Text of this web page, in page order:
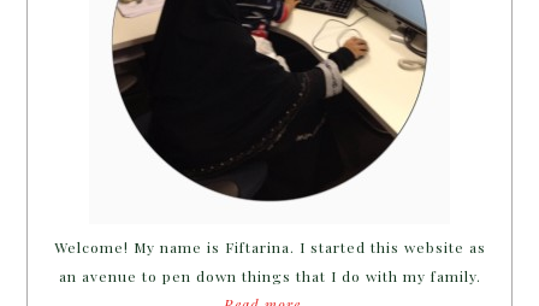
Welcome! My name is Fiftarina. I started this website as
an avenue to pen down things that I do with my family.